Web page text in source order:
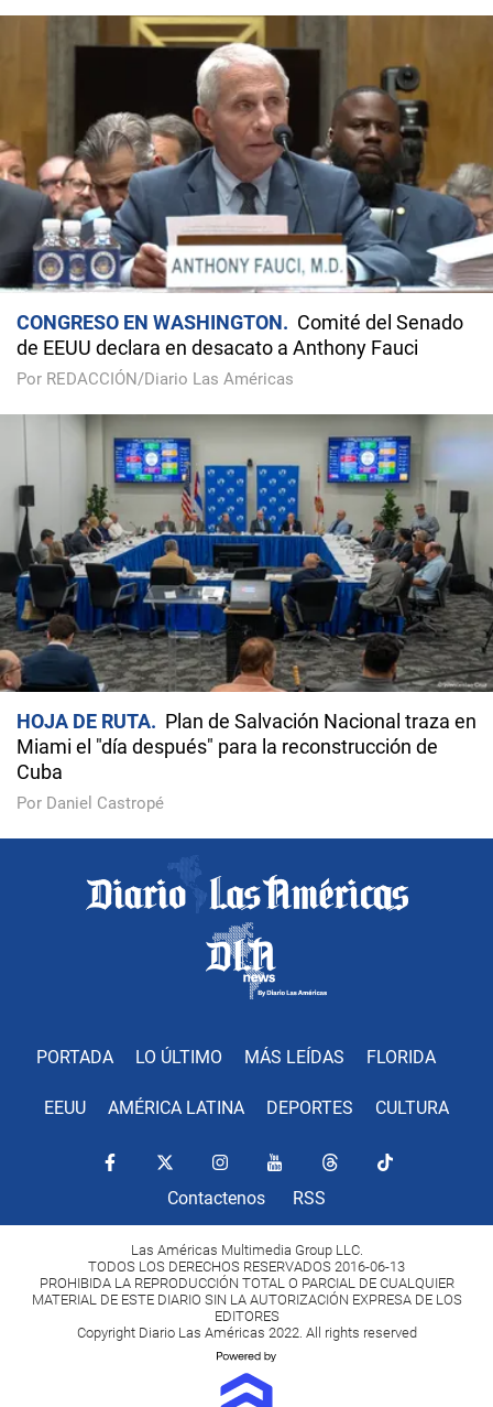
CONGRESO EN WASHINGTON
Comité del Senado
de EEUU declara en desacato a Anthony Fauci
Por REDACCIÓN/Diario Las Américas
HOJA DE RUTA
Plan de Salvación Nacional traza en
Miami el "día después" para la reconstrucción de
Cuba
Por Daniel Castropé
PORTADA LO ÚLTIMO MÁS LEÍDAS FLORIDA
EEUU AMÉRICA LATINA DEPORTES CULTURA
Contactenos RSS
Las Américas Multimedia Group LLC.
TODOS LOS DERECHOS RESERVADOS 2016-06-13
PROHIBIDA LA REPRODUCCIÓN TOTAL O PARCIAL DE CUALQUIER
MATERIAL DE ESTE DIARIO SIN LA AUTORIZACIÓN EXPRESA DE LOS
EDITORES
Copyright Diario Las Américas 2022. All rights reserved